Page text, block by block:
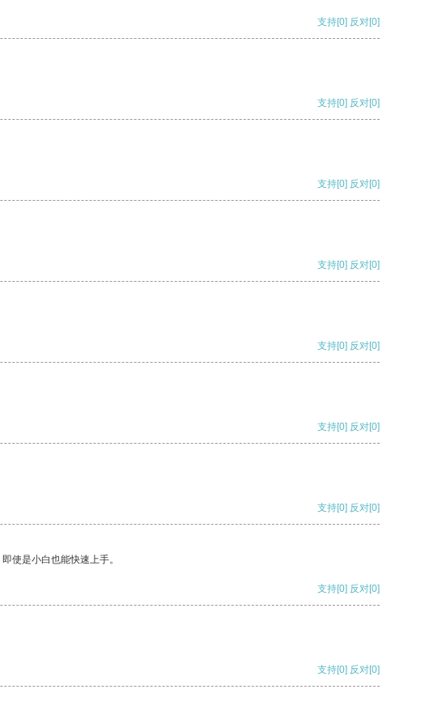
支持[0] 反对[0]
支持[0] 反对[0]
支持[0] 反对[0]
支持[0] 反对[0]
支持[0] 反对[0]
支持[0] 反对[0]
支持[0] 反对[0]
使是小白也能快速上手。
支持[0] 反对[0]
支持[0] 反对[0]